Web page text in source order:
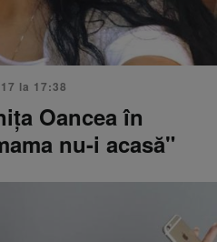
la 17:38
Oancea în
nu-i acasă"